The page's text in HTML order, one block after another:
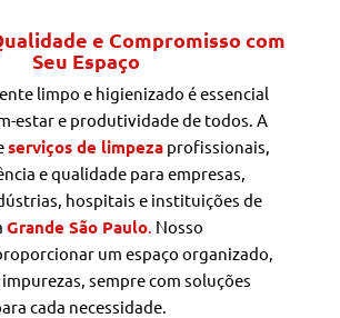
e Compromisso com
Seu Espaço
limpo e higienizado é essencial
estar e produtividade de todos. A
serviços de limpeza profissionais,
e qualidade para empresas,
hospitais e instituições de
Grande São Paulo Nosso
um espaço organizado,
sempre com soluções
cada necessidade.